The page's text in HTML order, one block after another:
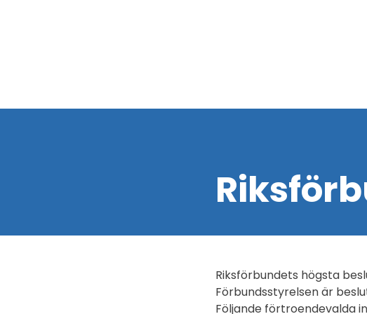
Riksförbundets högsta
Förbundsstyrelsen är
Följande förtroendevalda